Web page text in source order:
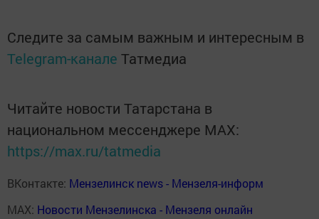
Следите за самым важным и интересным в
Telegram-канале Татмедиа
Читайте новости Татарстана в
национальном мессенджере MАХ:
https://max.ru/tatmedia
ВКонтакте: Мензелинск news - Мензеля-информ
MAX: Новости Мензелинска - Мензеля онлайн